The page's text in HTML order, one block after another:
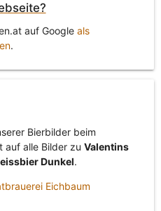
auf Google als
.
Bierbilder beim
auf alle Bilder zu Valentins
Dunkel.
Eichbaum